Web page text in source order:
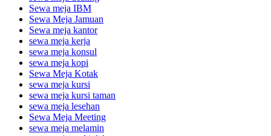
Sewa meja IBM
Sewa Meja Jamuan
Sewa meja kantor
sewa meja kerja
sewa meja konsul
sewa meja kopi
Sewa Meja Kotak
sewa meja kursi
sewa meja kursi taman
sewa meja lesehan
Sewa Meja Meeting
sewa meja melamin